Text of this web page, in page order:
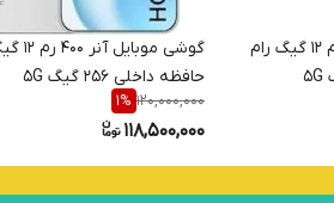
گوشی موبایل آنر X9D رم 12 گیگ رام
گوشی
حافظه داخلی 256 گیگ 5G
120,000,000
1%
118,500,000